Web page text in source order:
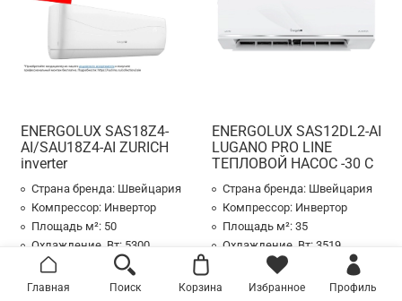
ENERGOLUX SAS18Z4-
AI/SAU18Z4-AI ZURICH
inverter
Страна бренда: Швейцария
Компрессор: Инвертор
Площадь м²: 50
Охлаждение, Вт: 5300
95 836 ₽
93 400 ₽
ENERGOLUX SAS12DL2-AI
LUGANO PRO LINE
ТЕПЛОВОЙ НАСОС -30 С
Страна бренда: Швейцария
Компрессор: Инвертор
Площадь м²: 35
Охлаждение, Вт: 3519
94 800 ₽
Главная Поиск Корзина Избранное Профиль